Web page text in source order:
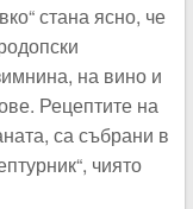
стана ясно, че
на вино и
Рецептите на
са събрани в
чиято